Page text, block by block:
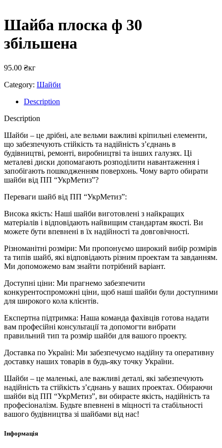
Шайба плоска ф 30
збільшена
95.00 ₴кг
Category: Шайби
Description
Description
Шайби – це дрібні, але вельми важливі кріпильні елементи,
що забезпечують стійкість та надійність з’єднань в
будівництві, ремонті, виробництві та інших галузях. Ці
металеві диски допомагають розподілити навантаження і
запобігають пошкодженням поверхонь. Чому варто обирати
шайби від ПП “УкрМетиз”?
Переваги шайб від ПП “УкрМетиз”:
Висока якість: Наші шайби виготовлені з найкращих
матеріалів і відповідають найвищим стандартам якості. Ви
можете бути впевнені в їх надійності та довговічності.
Різноманітні розміри: Ми пропонуємо широкий вибір розмірів
та типів шайб, які відповідають різним проектам та завданням.
Ми допоможемо вам знайти потрібний варіант.
Доступні ціни: Ми прагнемо забезпечити
конкурентоспроможні ціни, щоб наші шайби були доступними
для широкого кола клієнтів.
Експертна підтримка: Наша команда фахівців готова надати
вам професійні консультації та допомогти вибрати
правильний тип та розмір шайби для вашого проекту.
Доставка по Україні: Ми забезпечуємо надійну та оперативну
доставку наших товарів в будь-яку точку України.
Шайби – це маленькі, але важливі деталі, які забезпечують
надійність та стійкість з’єднань у ваших проектах. Обираючи
шайби від ПП “УкрМетиз”, ви обираєте якість, надійність та
професіоналізм. Будьте впевнені в міцності та стабільності
вашого будівництва зі шайбами від нас!
Інформація